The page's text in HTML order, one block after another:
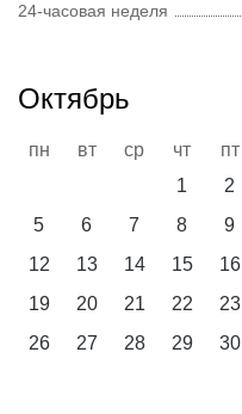
24-часовая неделя
Октябрь
пн вт ср чт пт
1
2
5
6 7 8 9
12
13 14 15 16
19
20 21 22 23
26
27 28 29 30